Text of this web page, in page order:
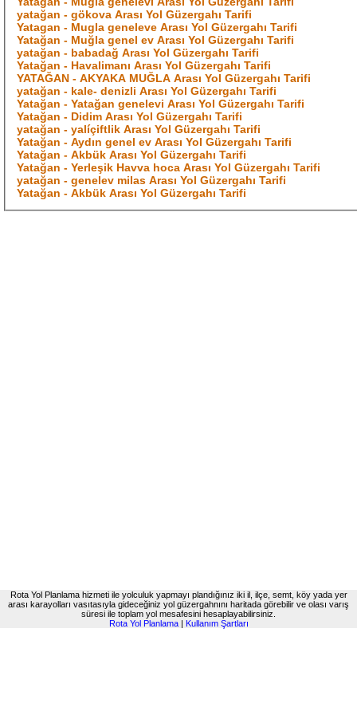
yatağan - gökova Arası Yol Güzergahı Tarifi
Yatagan - Mugla geneleve Arası Yol Güzergahı Tarifi
Yatağan - Muğla genel ev Arası Yol Güzergahı Tarifi
yatağan - babadağ Arası Yol Güzergahı Tarifi
Yatağan - Havalimanı Arası Yol Güzergahı Tarifi
YATAĞAN - AKYAKA MUĞLA Arası Yol Güzergahı Tarifi
yatağan - kale- denizli Arası Yol Güzergahı Tarifi
Yatağan - Yatağan genelevi Arası Yol Güzergahı Tarifi
Yatağan - Didim Arası Yol Güzergahı Tarifi
yatağan - yalíçiftlik Arası Yol Güzergahı Tarifi
Yatağan - Aydın genel ev Arası Yol Güzergahı Tarifi
Yatağan - Akbük Arası Yol Güzergahı Tarifi
Yatağan - Yerleşik Havva hoca Arası Yol Güzergahı Tarifi
yatağan - genelev milas Arası Yol Güzergahı Tarifi
Yatağan - Akbük Arası Yol Güzergahı Tarifi
Rota Yol Planlama hizmeti ile yolculuk yapmayı plandığınız iki il, ilçe, semt, köy yada yer
arası karayolları vasıtasıyla gideceğiniz yol güzergahnını haritada görebilir ve olası varış
süresi ile toplam yol mesafesini hesaplayabilirsiniz.
Rota Yol Planlama| Kullanım Şartları